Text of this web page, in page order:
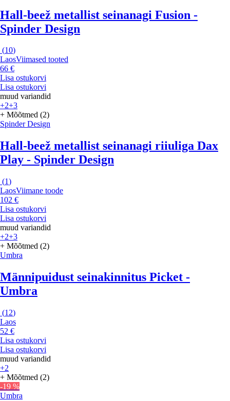
Hall-beež metallist seinanagi Fusion -
Spinder Design
(10)
LaosViimased tooted
66 €
Lisa ostukorvi
Lisa ostukorvi
muud variandid
+2+3
+ Mõõtmed (2)
Spinder Design
Hall-beež metallist seinanagi riiuliga Dax
Play - Spinder Design
(1)
LaosViimane toode
102 €
Lisa ostukorvi
Lisa ostukorvi
muud variandid
+2+3
+ Mõõtmed (2)
Umbra
Männipuidust seinakinnitus Picket -
Umbra
(12)
Laos
52 €
Lisa ostukorvi
Lisa ostukorvi
muud variandid
+2
+ Mõõtmed (2)
-19 %
Umbra